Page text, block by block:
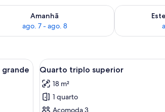
- ago. 7
Amanhã
ago. 7 - ago. 8
a disponibilidade para amanhã, ago. 7 - ago.
Verifica a
de madeira, cama com colcha xadrez e duas
grande
Carrega
todas
as
fotos
Quarto
12
Quarto triplo superior
18 m²
1 quarto
Acomoda 3